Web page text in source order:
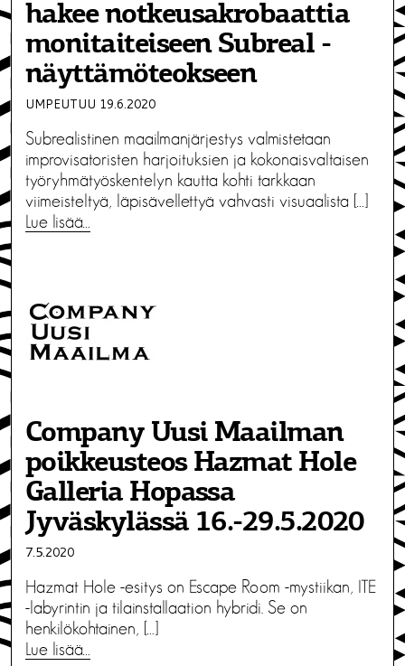
hakee notkeusakrobaattia
monitaiteiseen Subreal -
näyttämöteokseen
UMPEUTUU 19.6.2020
Subrealistinen maailmanjärjestys valmistetaan
improvisatoristen harjoituksien ja kokonaisvaltaisen
työryhmätyöskentelyn kautta kohti tarkkaan
viimeisteltyä, läpisävellettyä vahvasti visuaalista […]
Lue lisää…
Company Uusi Maailman
poikkeusteos Hazmat Hole
Galleria Hopassa
Jyväskylässä 16.-29.5.2020
7.5.2020
Hazmat Hole -esitys on Escape Room -mystiikan, ITE
-labyrintin ja tilainstallaation hybridi. Se on
henkilökohtainen, […]
Lue lisää…